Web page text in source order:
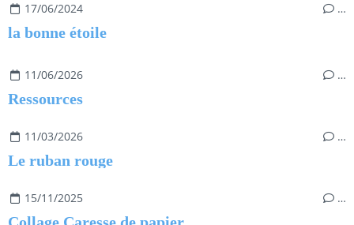
17/06/2024 …
la bonne étoile
11/06/2026 …
Ressources
11/03/2026 …
Le ruban rouge
15/11/2025 …
Collage Caresse de papier